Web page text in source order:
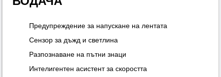
Предупреждение за напускане на лентата
Сензор за дъжд и светлина
Разпознаване на пътни знаци
Интелигентен асистент за скоростта